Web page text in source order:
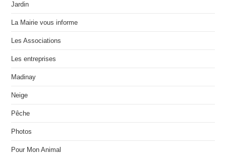
Jardin
La Mairie vous informe
Les Associations
Les entreprises
Madinay
Neige
Pêche
Photos
Pour Mon Animal